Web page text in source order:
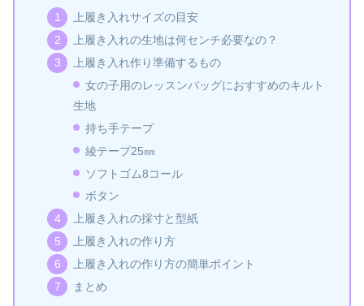
上履き入れサイズの目安
上履き入れの生地は何センチ必要なの？
上履き入れ作り準備するもの
女の子用のレッスンバッグにおすすめのキルト
生地
持ち手テープ
綾テープ25㎜
ソフトゴム8コール
ボタン
上履き入れの採寸と型紙
上履き入れの作り方
上履き入れの作り方の簡単ポイント
まとめ